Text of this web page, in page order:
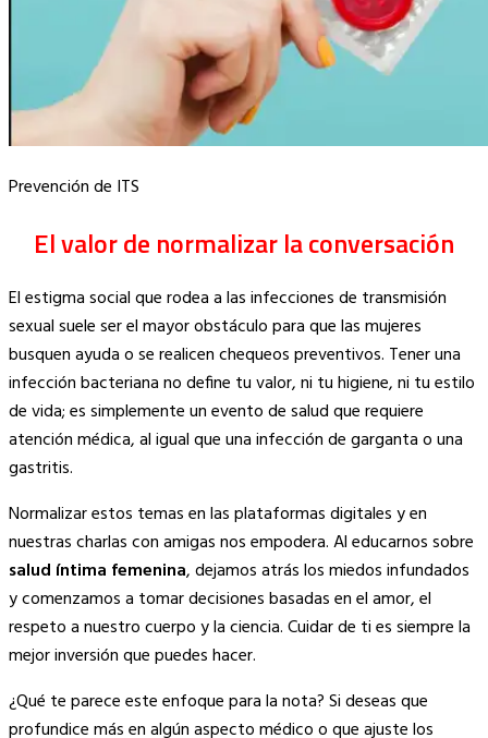
Prevención de ITS
El valor de normalizar la conversación
El estigma social que rodea a las infecciones de transmisión
sexual suele ser el mayor obstáculo para que las mujeres
busquen ayuda o se realicen chequeos preventivos. Tener una
infección bacteriana no define tu valor, ni tu higiene, ni tu estilo
de vida; es simplemente un evento de salud que requiere
atención médica, al igual que una infección de garganta o una
gastritis.
Normalizar estos temas en las plataformas digitales y en
nuestras charlas con amigas nos empodera. Al educarnos sobre
salud íntima femenina, dejamos atrás los miedos infundados
y comenzamos a tomar decisiones basadas en el amor, el
respeto a nuestro cuerpo y la ciencia. Cuidar de ti es siempre la
mejor inversión que puedes hacer.
¿Qué te parece este enfoque para la nota? Si deseas que
profundice más en algún aspecto médico o que ajuste los